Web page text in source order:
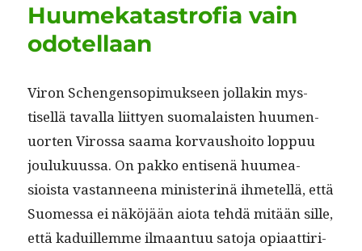
Huumekatastrofia vain
odotellaan
Viron Schen­gen­sopimuk­seen jol­lakin mys­
tisel­lä taval­la liit­tyen suo­ma­lais­ten huumen­
uorten Virossa saa­ma kor­vaushoito lop­puu
jouluku­us­sa. On pakko entisenä huumea­
sioista vas­tan­neena min­is­ter­inä ihme­tel­lä, että
Suomes­sa ei näköjään aio­ta tehdä mitään sille,
että kaduillemme ilmaan­tuu sato­ja opi­aat­tiri­